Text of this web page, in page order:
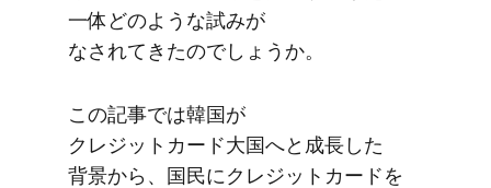
一体どのような​試みが​
なされてきたのでしょうか。
この​記事では​韓国が​
クレジットカード大国へと​成長した​
背景から、​国民に​クレジットカードを​